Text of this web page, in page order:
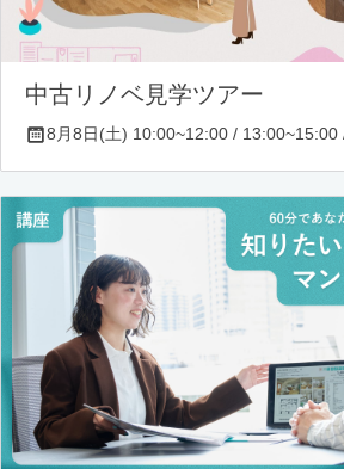
中古リノベ見学ツアー
8月8日(土) 10:00~12:00 / 13:00~15:00